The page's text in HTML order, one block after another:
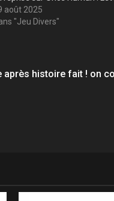
août 2025
"Jeu Divers"
après histoire fait ! on